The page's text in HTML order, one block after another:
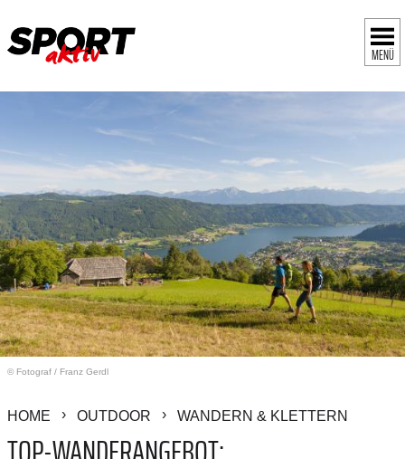
MENÜ
© Fotograf / Franz Gerdl
HOME OUTDOOR WANDERN & KLETTERN